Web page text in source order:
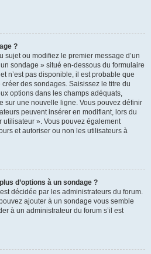
?
sujet ou modifiez le premier message d’un
sondage » situé en-dessous du formulaire
n’est pas disponible, il est probable que
des sondages. Saisissez le titre du
options dans les champs adéquats,
sur une nouvelle ligne. Vous pouvez définir
peuvent insérer en modifiant, lors du
utilisateur ». Vous pouvez également
et autoriser ou non les utilisateurs à
d’options à un sondage ?
décidée par les administrateurs du forum.
ajouter à un sondage vous semble
à un administrateur du forum s’il est